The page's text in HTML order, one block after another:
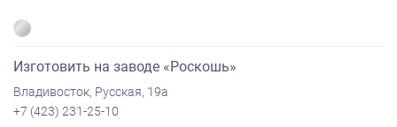
Изготовить на заводе «Роскошь»
Владивосток, Русская, 19а
+7 (423) 231-25-10